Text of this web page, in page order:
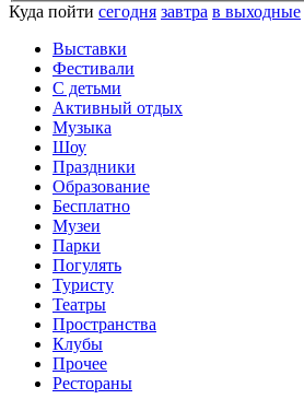
Куда пойти сегодня завтра в выходные
Выставки
Фестивали
С детьми
Активный отдых
Музыка
Шоу
Праздники
Образование
Бесплатно
Музеи
Парки
Погулять
Туристу
Театры
Пространства
Клубы
Прочее
Рестораны